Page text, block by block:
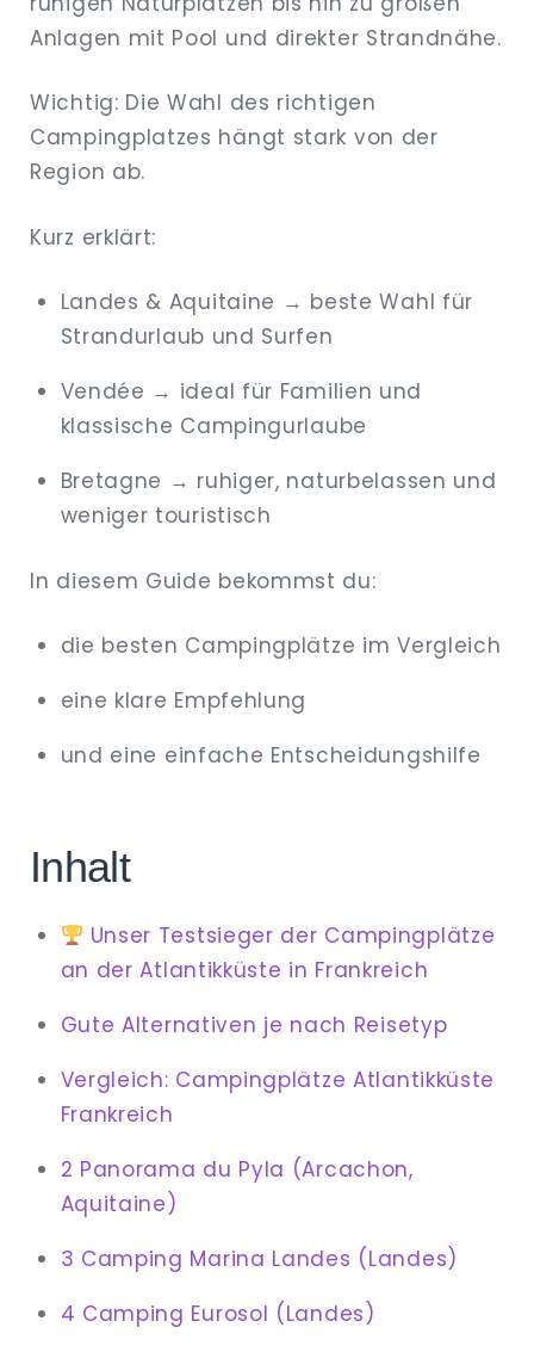
Anlagen mit Pool und direkter Strandnähe.
Wichtig: Die Wahl des richtigen
Campingplatzes hängt stark von der
Region ab.
Kurz erklärt:
Landes & Aquitaine → beste Wahl für
Strandurlaub und Surfen
Vendée → ideal für Familien und
klassische Campingurlaube
Bretagne → ruhiger, naturbelassen und
weniger touristisch
In diesem Guide bekommst du:
die besten Campingplätze im Vergleich
eine klare Empfehlung
und eine einfache Entscheidungshilfe
Inhalt
Unser Testsieger der Campingplätze
an der Atlantikküste in Frankreich
Gute Alternativen je nach Reisetyp
Vergleich: Campingplätze Atlantikküste
Frankreich
2 Panorama du Pyla (Arcachon,
Aquitaine)
3 Camping Marina Landes (Landes)
4 Camping Eurosol (Landes)